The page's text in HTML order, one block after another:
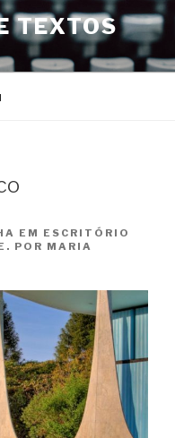
TEXTOS
EM ESCRITÓRIO
POR MARIA